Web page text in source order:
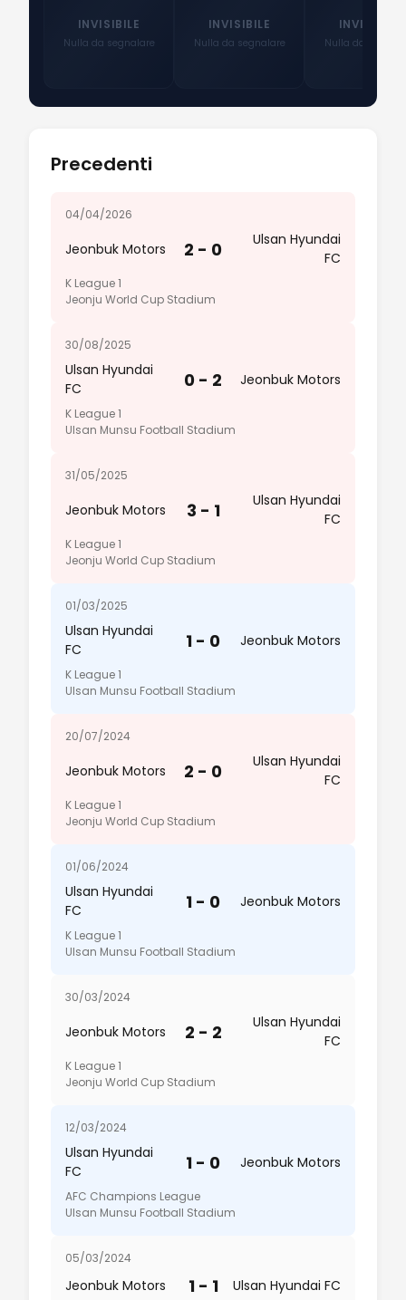
INVISIBILE
Nulla da segnalare
INVISIBILE
Nulla da segnalare
INVISIBILE
Nulla da
Precedenti
04/04/2026
Jeonbuk Motors 2 - 0
Ulsan Hyundai
FC
K League 1
Jeonju World Cup Stadium
30/08/2025
Ulsan Hyundai
FC
0 - 2 Jeonbuk Motors
K League 1
Ulsan Munsu Football Stadium
31/05/2025
Jeonbuk Motors 3 - 1
Ulsan Hyundai
FC
K League 1
Jeonju World Cup Stadium
01/03/2025
Ulsan Hyundai
FC
1 - 0 Jeonbuk Motors
K League 1
Ulsan Munsu Football Stadium
20/07/2024
Jeonbuk Motors 2 - 0
Ulsan Hyundai
FC
K League 1
Jeonju World Cup Stadium
01/06/2024
Ulsan Hyundai
FC
1 - 0 Jeonbuk Motors
K League 1
Ulsan Munsu Football Stadium
30/03/2024
Jeonbuk Motors 2 - 2
Ulsan Hyundai
FC
K League 1
Jeonju World Cup Stadium
12/03/2024
Ulsan Hyundai
FC
1 - 0 Jeonbuk Motors
AFC Champions League
Ulsan Munsu Football Stadium
05/03/2024
Jeonbuk Motors 1 - 1 Ulsan Hyundai FC